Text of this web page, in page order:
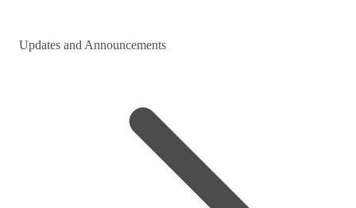
Updates and Announcements